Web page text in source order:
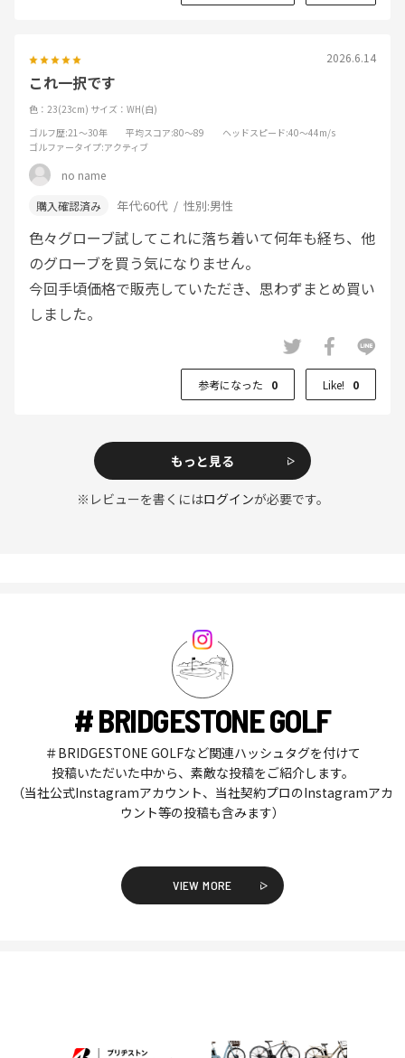
2026.6.14
これ一択です
色：23(23cm) サイズ：WH(白)
ゴルフ歴:21～30年 平均スコア:80～89 ヘッドスピード:40～44m/s
ゴルファータイプ:アクティブ
no name
年代:60代 性別:男性
色々グローブ試してこれに落ち着いて何年も経ち、他
のグローブを買う気になりません。
今回手頃価格で販売していただき、思わずまとめ買い
しました。
参考になった 0 Like! 0
もっと見る
※レビューを書くにはログインが必要です。
# BRIDGESTONE GOLF
＃BRIDGESTONE GOLFなど関連ハッシュタグを付けて
投稿いただいた中から、素敵な投稿をご紹介します。
（当社公式Instagramアカウント、当社契約プロのInstagramアカ
ウント等の投稿も含みます）
VIEW MORE